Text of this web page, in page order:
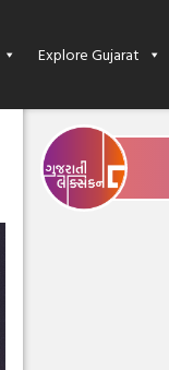
Explore Gujarat